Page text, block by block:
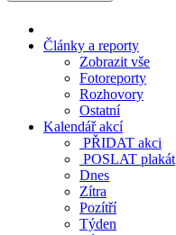
Články a reporty
Zobrazit vše
Fotoreporty
Rozhovory
Ostatní
Kalendář akcí
PŘIDAT akci
POSLAT plakát
Dnes
Zítra
Pozítří
Týden